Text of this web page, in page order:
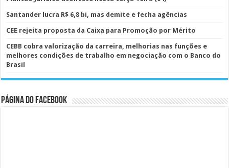
Santander lucra R$ 6,8 bi, mas demite e fecha agências
CEE rejeita proposta da Caixa para Promoção por Mérito
CEBB cobra valorização da carreira, melhorias nas funções e
melhores condições de trabalho em negociação com o Banco do
Brasil
Página do Facebook